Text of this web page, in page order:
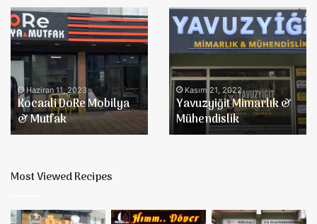
Kocaali
DoRe
Mobilya
&
Mutfak
Haziran 11, 2023
Kocaali DoRe Mobilya
& Mutfak
Yavuzyiğit
Mimarlık
Kasım 21, 2022
Yavuzyiğit Mimarlık &
Mühendislik
Most Viewed Recipes